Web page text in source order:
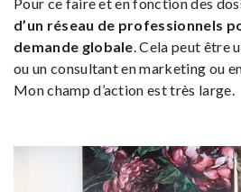
Pour ce faire et en fonction des
d’un réseau de professionnels
demande globale. Cela peut être
ou un consultant en marketing ou
Mon champ d’action est très large.